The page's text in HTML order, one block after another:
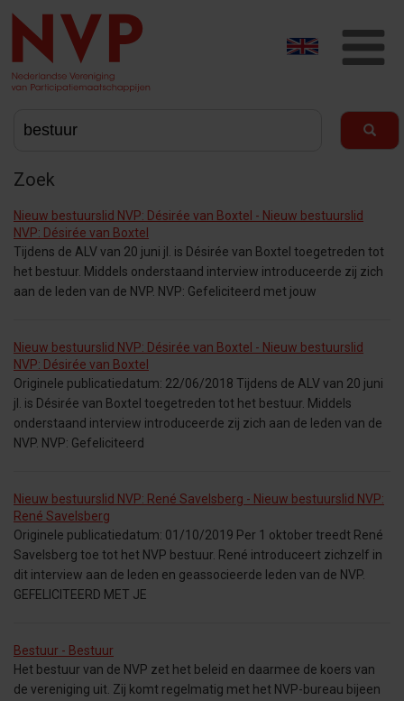
Zoek
Nieuw bestuurslid NVP: Désirée van Boxtel - Nieuw bestuurslid
NVP: Désirée van Boxtel
Tijdens de ALV van 20 juni jl. is Désirée van Boxtel toegetreden tot
het bestuur. Middels onderstaand interview introduceerde zij zich
aan de leden van de NVP. NVP: Gefeliciteerd met jouw
Nieuw bestuurslid NVP: Désirée van Boxtel - Nieuw bestuurslid
NVP: Désirée van Boxtel
Originele publicatiedatum: 22/06/2018 Tijdens de ALV van 20 juni
jl. is Désirée van Boxtel toegetreden tot het bestuur. Middels
onderstaand interview introduceerde zij zich aan de leden van de
NVP. NVP: Gefeliciteerd
Nieuw bestuurslid NVP: René Savelsberg - Nieuw bestuurslid NVP:
René Savelsberg
Originele publicatiedatum: 01/10/2019 Per 1 oktober treedt René
Savelsberg toe tot het NVP bestuur. René introduceert zichzelf in
dit interview aan de leden en geassocieerde leden van de NVP.
GEFELICITEERD MET JE
Bestuur - Bestuur
Het bestuur van de NVP zet het beleid en daarmee de koers van
de vereniging uit. Zij komt regelmatig met het NVP-bureau bijeen